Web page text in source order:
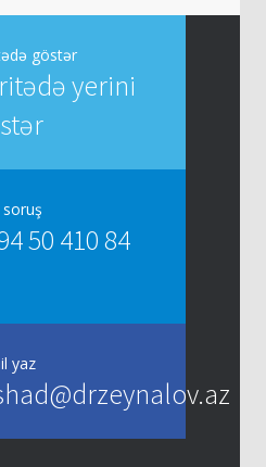
göstər
yerini
soruş
50 410 84
yaz